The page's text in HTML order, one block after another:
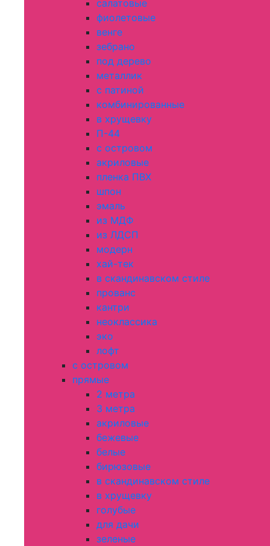
салатовые
фиолетовые
венге
зебрано
под дерево
металлик
с патиной
комбинированные
в хрущевку
П-44
с островом
акриловые
пленка ПВХ
шпон
эмаль
из МДФ
из ЛДСП
модерн
хай-тек
в скандинавском стиле
прованс
кантри
неоклассика
эко
лофт
с островом
прямые
2 метра
3 метра
акриловые
бежевые
белые
бирюзовые
в скандинавском стиле
в хрущевку
голубые
для дачи
зеленые